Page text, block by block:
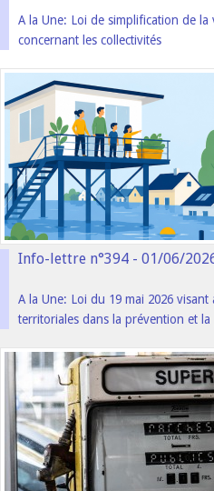
A la Une: Loi de simplification de
concernant les collectivités
Info-lettre n°394 - 01/06/
A la Une: Loi du 19 mai 2026
territoriales dans la prévention et